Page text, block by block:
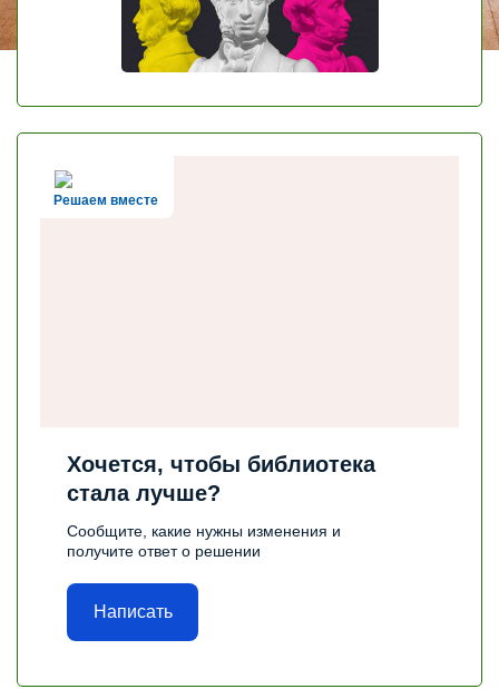
Решаем вместе
Хочется, чтобы библиотека
стала лучше?
Сообщите, какие нужны изменения и
получите ответ о решении
Написать